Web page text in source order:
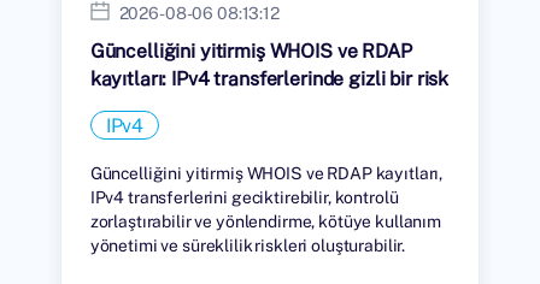
2026-08-06 08:13:12
Güncelliğini yitirmiş WHOIS ve RDAP
kayıtları: IPv4 transferlerinde gizli bir risk
IPv4
Güncelliğini yitirmiş WHOIS ve RDAP kayıtları,
IPv4 transferlerini geciktirebilir, kontrolü
zorlaştırabilir ve yönlendirme, kötüye kullanım
yönetimi ve süreklilik riskleri oluşturabilir.